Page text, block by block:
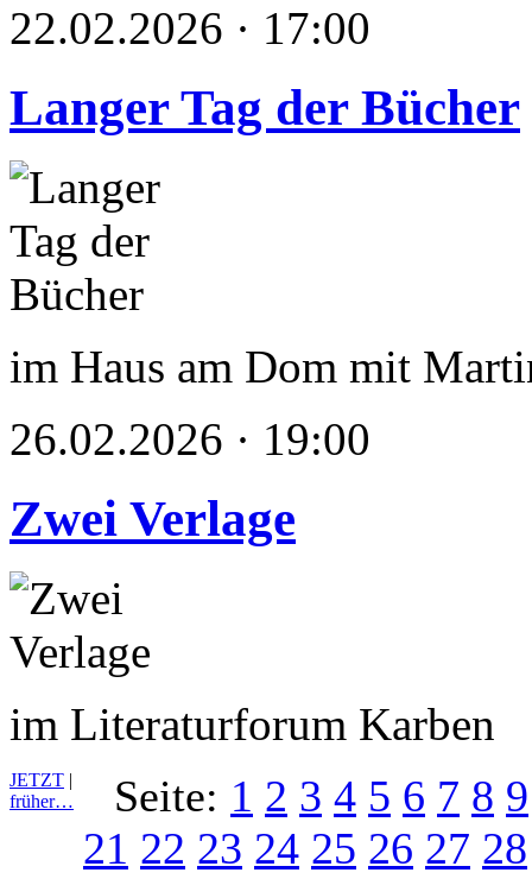
22.02.2026 · 17:00
Langer Tag der Bücher
im Haus am Dom mit
26.02.2026 · 19:00
Zwei Verlage
im Literaturforum Karben
JETZT |
früher…
Seite: 1 2 3 4 5 6 7 8 9
21 22 23 24 25 26 27 28